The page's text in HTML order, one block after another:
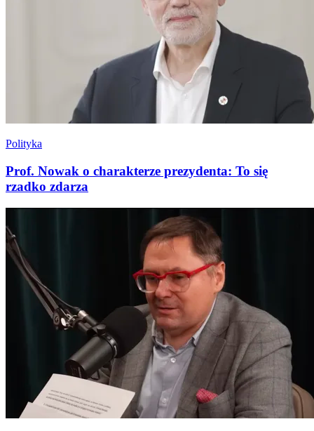
Polityka
Prof. Nowak o charakterze prezydenta: To się
rzadko zdarza